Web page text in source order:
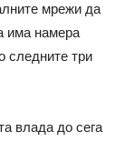
мрежи да
има намера
следните три
влада до сега